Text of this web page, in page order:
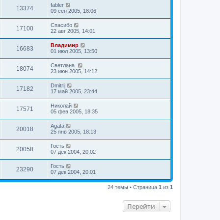
13374
fabler
09 сен 2005, 18:06
17100
Спасибо
22 авг 2005, 14:01
16683
Владимир
01 июл 2005, 13:50
18074
Светлана.
23 июн 2005, 14:12
17182
Dmitrij
17 май 2005, 23:44
17571
Николай
05 фев 2005, 18:35
20018
Agata
25 янв 2005, 18:13
20058
Гость
07 дек 2004, 20:02
23290
Гость
07 дек 2004, 20:01
24 темы • Страница 1 из 1
Перейти